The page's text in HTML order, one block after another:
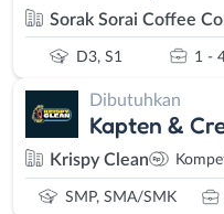
Sorak Sorai Coffee
D3, S1 1 -
Dibutuhkan
Kapten &
Krispy Clean
SMP, SMA/SMK